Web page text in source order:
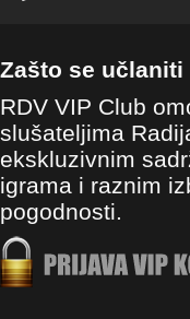
Zašto se učlaniti
RDV VIP Club
slušateljima
ekskluzivnim
igrama i raznim
pogodnosti.